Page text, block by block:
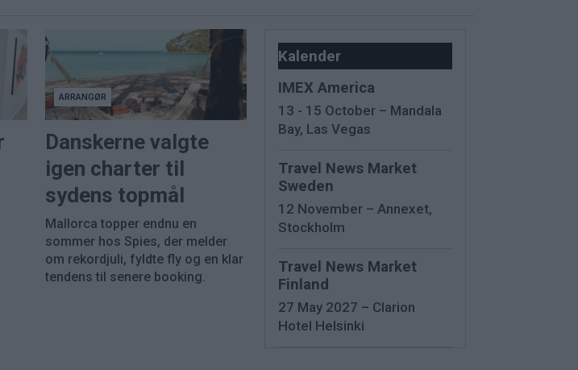
ARRANGØR
Danskerne valgte
igen charter til
sydens topmål
Mallorca topper endnu en
sommer hos Spies, der melder
om rekordjuli, fyldte fly og en klar
tendens til senere booking.
Kalender
IMEX America
13 - 15 October – Mandala
Bay, Las Vegas
Travel News Market
Sweden
12 November – Annexet,
Stockholm
Travel News Market
Finland
27 May 2027 – Clarion
Hotel Helsinki